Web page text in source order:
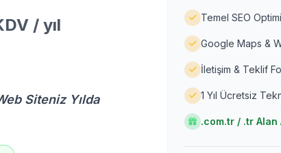
/ yıl
Siteniz Yılda
Temel SEO
Google Maps &
İletişim & Teklif
1 Yıl Ücretsiz
.com.tr / .tr Alan